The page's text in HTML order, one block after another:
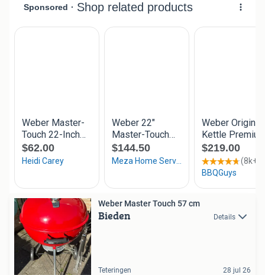
Weber Master Touch 57 cm
Bieden Details
Teteringen 28 jul 26